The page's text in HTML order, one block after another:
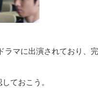
ラマに出演されており、
ておこう。